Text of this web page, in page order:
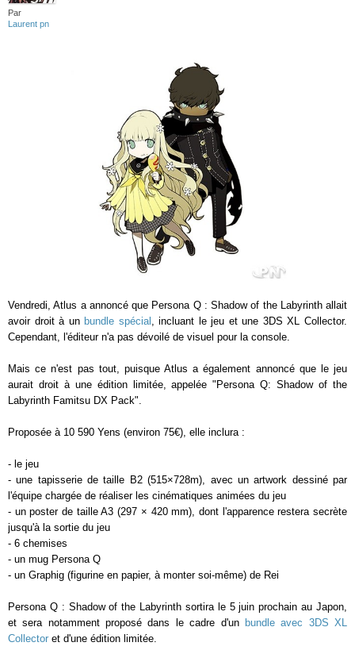
Par
Laurent pn
Vendredi, Atlus a annoncé que Persona Q : Shadow of the Labyrinth allait
avoir droit à un bundle spécial , incluant le jeu et une 3DS XL Collector.
Cependant, l'éditeur n'a pas dévoilé de visuel pour la console.
Mais ce n'est pas tout, puisque Atlus a également annoncé que le jeu
aurait droit à une édition limitée, appelée "Persona Q: Shadow of the
Labyrinth Famitsu DX Pack".
Proposée à 10 590 Yens (environ 75€), elle inclura :
- le jeu
- une tapisserie de taille B2 (515×728m), avec un artwork dessiné par
l'équipe chargée de réaliser les cinématiques animées du jeu
- un poster de taille A3 (297 × 420 mm), dont l'apparence restera secrète
jusqu'à la sortie du jeu
- 6 chemises
- un mug Persona Q
- un Graphig (figurine en papier, à monter soi-même) de Rei
Persona Q : Shadow of the Labyrinth sortira le 5 juin prochain au Japon,
et sera notamment proposé dans le cadre d'un bundle avec 3DS XL
Collector et d'une édition limitée.